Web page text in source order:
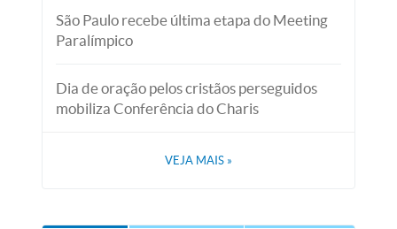
São Paulo recebe última etapa do Meeting
Paralímpico
Dia de oração pelos cristãos perseguidos
mobiliza Conferência do Charis
VEJA MAIS »